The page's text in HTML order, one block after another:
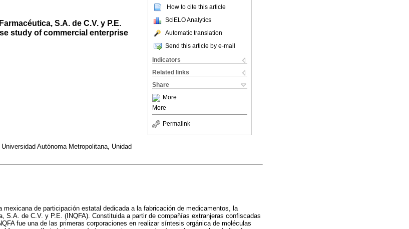
How to cite this article
SciELO Analytics
Automatic translation
Send this article by e-mail
Indicators
Related links
Share
More
More
Permalink
S.A. de C.V. y P.E.
study of commercial enterprise
Autónoma Metropolitana, Unidad
mexicana de participación estatal dedicada a la fabricación de medicamentos, la
S.A. de C.V. y P.E. (INQFA). Constituida a partir de compañías extranjeras confiscadas
fue una de las primeras corporaciones en realizar síntesis orgánica de moléculas